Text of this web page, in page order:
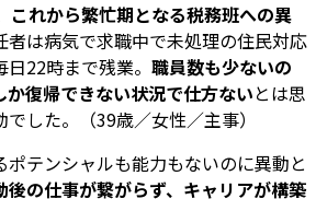
これから繁忙期となる税務班への異
者は病気で求職中で未処理の住民対応
22時まで残業。 職員数も少ないの
復帰できない状況で仕方ないとは思
した。（39歳／女性／主事）
ポテンシャルも能力もないのに異動と
後の仕事が繋がらず、キャリアが構築